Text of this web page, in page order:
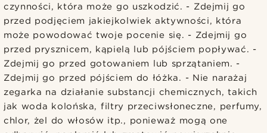
czynności, która może go uszkodzić. - Zdejmij go
przed podjęciem jakiejkolwiek aktywności, która
może powodować twoje pocenie się. - Zdejmij go
przed prysznicem, kąpielą lub pójściem popływać. -
Zdejmij go przed gotowaniem lub sprzątaniem. -
Zdejmij go przed pójściem do łóżka. - Nie narażaj
zegarka na działanie substancji chemicznych, takich
jak woda kolońska, filtry przeciwsłoneczne, perfumy,
chlor, żel do włosów itp., ponieważ mogą one